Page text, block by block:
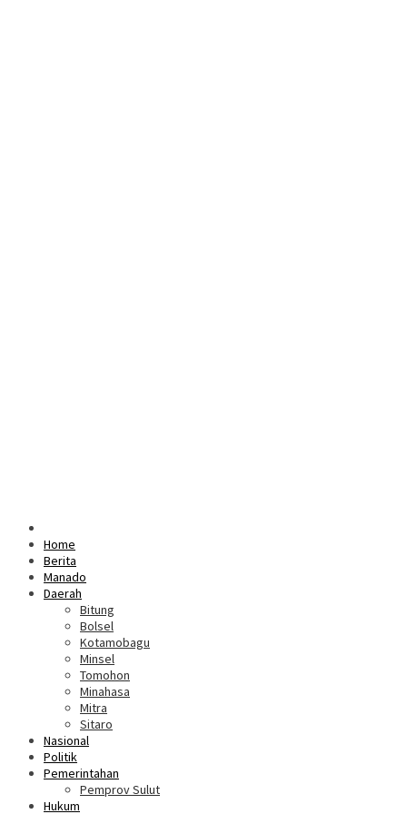
Home
Berita
Manado
Daerah
Bitung
Bolsel
Kotamobagu
Minsel
Tomohon
Minahasa
Mitra
Sitaro
Nasional
Politik
Pemerintahan
Pemprov Sulut
Hukum